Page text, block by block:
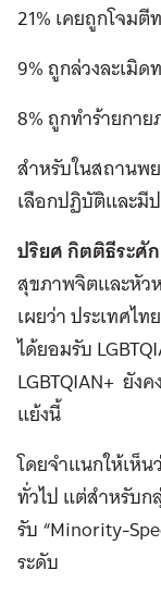
21% เคยถูกโจมตี
9% ถูกล่วงละเมิด
8% ถูกทำร้ายกา
สำหรับในสถานพ
เลือกปฏิบัติและมี
ปริยศ กิตติธีระศั
สุขภาพจิตและหัว
เผยว่า ประเทศไ
ได้ยอมรับ
LGBTQIAN+ ยั
แย้งนี้
โดยจำแนกให้เห็
ทั่วไป แต่สำหรับก
รับ “Minority-
ระดับ